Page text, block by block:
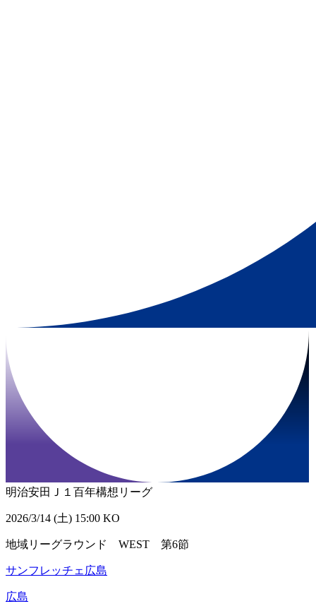
明治安田Ｊ１百年構想リーグ
2026/3/14 (土) 15:00 KO
地域リーグラウンド WEST 第6節
サンフレッチェ広島
広島